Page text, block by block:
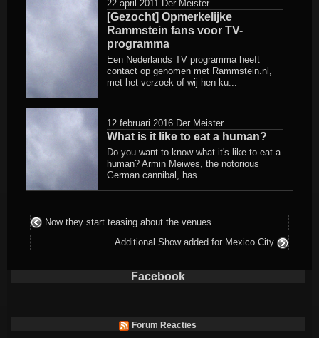
22 april 2011 Der Meister
[Gezocht] Opmerkelijke
Rammstein fans voor TV-
programma
Een Nederlands TV programma heeft
contact op genomen met Rammstein.nl,
met het verzoek of wij hen ku...
12 februari 2016 Der Meister
What is it like to eat a human?
Do you want to know what it's like to eat a
human? Armin Meiwes, the notorious
German cannibal, has...
Now they start teasing about the venues
Additional Show added for Mexico City
Facebook
Forum Reacties